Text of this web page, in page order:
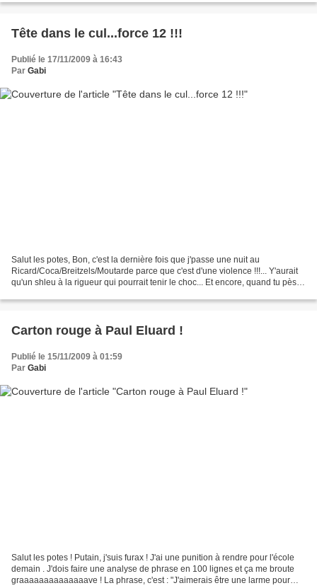
Tête dans le cul...force 12 !!!
Publié le 17/11/2009 à 16:43
Par Gabi
Salut les potes, Bon, c'est la dernière fois que j'passe une nuit au
Ricard/Coca/Breitzels/Moutarde parce que c'est d'une violence !!!... Y'aurait
qu'un shleu à la rigueur qui pourrait tenir le choc... Et encore, quand tu pèses
Carton rouge à Paul Eluard !
Publié le 15/11/2009 à 01:59
Par Gabi
Salut les potes ! Putain, j'suis furax ! J'ai une punition à rendre pour l'école
demain . J'dois faire une analyse de phrase en 100 lignes et ça me broute
graaaaaaaaaaaaaave ! La phrase, c'est : "J'aimerais être une larme pour